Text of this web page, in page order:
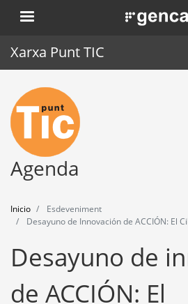
Pasar
al
. Obre en
Xarxa Punt TIC
Inicio
Punt TIC
Actualidad
Formación
Herramientas
Agenda
Inicio
Esdeveniment
Desayuno de Innovación de ACCIÓN: El
Desayuno de
de ACCIÓN: El